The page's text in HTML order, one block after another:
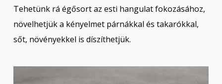
Tehetünk rá égősort az esti hangulat fokozásához,
növelhetjük a kényelmet párnákkal és takarókkal,
sőt, növényekkel is díszíthetjük.